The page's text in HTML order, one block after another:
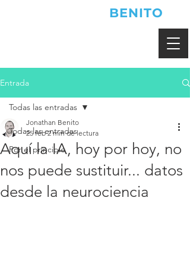
BENITO
Entrada
Todas las entradas
Por el principio
Todas las entradas
Aquí la IA, hoy por hoy, no
nos puede sustituir... datos
desde la neurociencia
Jonathan Benito
25 feb 2 min de lectura